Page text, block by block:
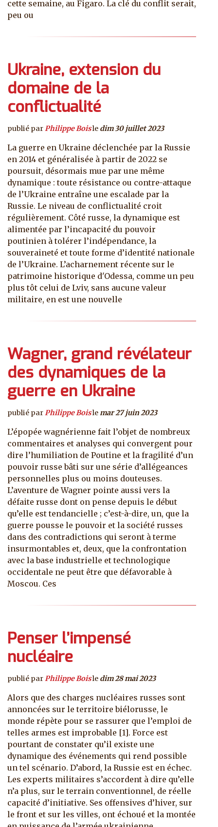
cette semaine, au Figaro. La clé du conflit serait,
peu ou
Ukraine, extension du
domaine de la
conflictualité
publié parPhilippe Boisle dim 30 juillet 2023
La guerre en Ukraine déclenchée par la Russie
en 2014 et généralisée à partir de 2022 se
poursuit, désormais mue par une même
dynamique : toute résistance ou contre-attaque
de l’Ukraine entraîne une escalade par la
Russie. Le niveau de conflictualité croit
régulièrement. Côté russe, la dynamique est
alimentée par l’incapacité du pouvoir
poutinien à tolérer l’indépendance, la
souveraineté et toute forme d’identité nationale
de l’Ukraine. L’acharnement récente sur le
patrimoine historique d'Odessa, comme un peu
plus tôt celui de Lviv, sans aucune valeur
militaire, en est une nouvelle
Wagner, grand révélateur
des dynamiques de la
guerre en Ukraine
publié parPhilippe Boislemar 27 juin 2023
L’épopée wagnérienne fait l’objet de nombreux
commentaires et analyses qui convergent pour
dire l’humiliation de Poutine et la fragilité d’un
pouvoir russe bâti sur une série d’allégeances
personnelles plus ou moins douteuses.
L’aventure de Wagner pointe aussi vers la
défaite russe dont on pense depuis le début
qu’elle est tendancielle ; c’est-à-dire, un, que la
guerre pousse le pouvoir et la société russes
dans des contradictions qui seront à terme
insurmontables et, deux, que la confrontation
avec la base industrielle et technologique
occidentale ne peut être que défavorable à
Moscou. Ces
Penser l’impensé
nucléaire
publié parPhilippe Boisle dim 28 mai 2023
Alors que des charges nucléaires russes sont
annoncées sur le territoire biélorusse, le
monde répète pour se rassurer que l’emploi de
telles armes est improbable [1]. Force est
pourtant de constater qu’il existe une
dynamique des événements qui rend possible
un tel scénario. D’abord, la Russie est en échec.
Les experts militaires s’accordent à dire qu’elle
n’a plus, sur le terrain conventionnel, de réelle
capacité d’initiative. Ses offensives d’hiver, sur
le front et sur les villes, ont échoué et la montée